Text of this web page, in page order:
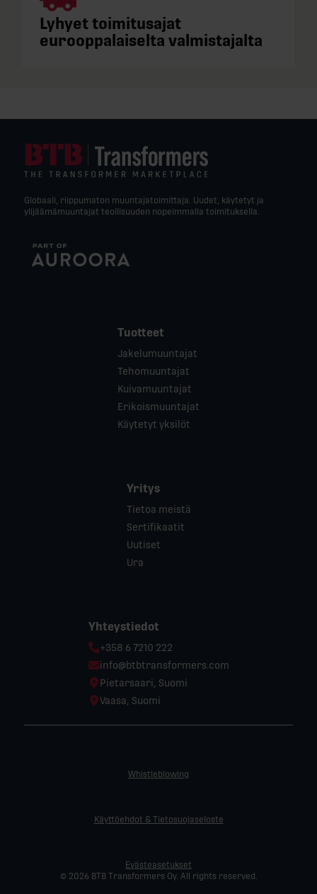
Lyhyet toimitusajat
eurooppalaiselta valmistajalta
Globaali, riippumaton muuntajatoimittaja. Uudet, käytetyt ja
ylijäämämuuntajat teollisuuden nopeimmalla toimituksella.
Tuotteet
Jakelumuuntajat
Tehomuuntajat
Kuivamuuntajat
Erikoismuuntajat
Käytetyt yksilöt
Yritys
Tietoa meistä
Sertifikaatit
Uutiset
Ura
Yhteystiedot
Phone:
+358 6 7210 222
Email:
info@btbtransformers.com
Location:
Pietarsaari, Suomi
Location:
Vaasa, Suomi
© 2026 BTB Transformers Oy. All rights reserved.
Whistleblowing
Käyttöehdot & Tietosuojaseloste
Evästeasetukset